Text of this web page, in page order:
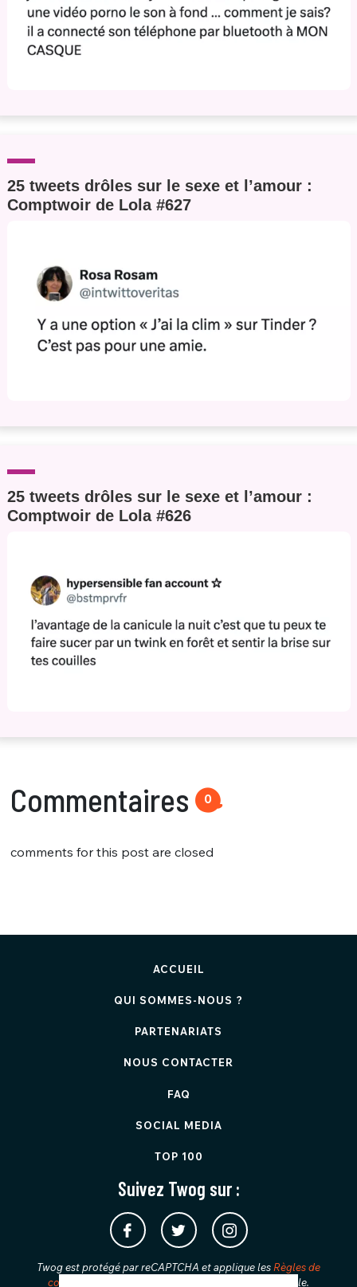
25 tweets drôles sur le sexe et l’amour :
Comptwoir de Lola #627
25 tweets drôles sur le sexe et l’amour :
Comptwoir de Lola #626
Commentaires 0
comments for this post are closed
ACCUEIL
QUI SOMMES-NOUS ?
PARTENARIATS
NOUS CONTACTER
FAQ
SOCIAL MEDIA
TOP 100
Suivez Twog sur :
Twog est protégé par reCAPTCHA et applique les Règles de
confidentialité
de Google.